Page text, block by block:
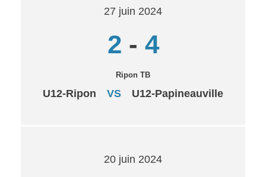
27 juin 2024
2 - 4
Ripon TB
U12-Ripon VS U12-Papineauville
20 juin 2024